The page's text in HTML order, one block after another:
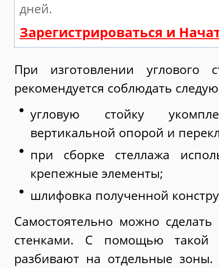
дней.
Зарегистрироваться и
При изготовлении углового
рекомендуется соблюдать
угловую стойку
вертикальной опорой и
при сборке стеллажа
крепежные элементы;
шлифовка полученной
Самостоятельно можно
стенками. С помощью такой
разбивают на отдельные